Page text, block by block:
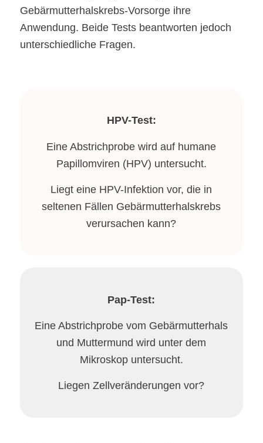
Gebärmutterhalskrebs-Vorsorge ihre
Anwendung. Beide Tests beantworten jedoch
unterschiedliche Fragen.
HPV-Test:
Eine Abstrichprobe wird auf humane
Papillomviren (HPV) untersucht.
Liegt eine HPV-Infektion vor, die in
seltenen Fällen Gebärmutterhalskrebs
verursachen kann?
Pap-Test:
Eine Abstrichprobe vom Gebärmutterhals
und Muttermund wird unter dem
Mikroskop untersucht.
Liegen Zellveränderungen vor?